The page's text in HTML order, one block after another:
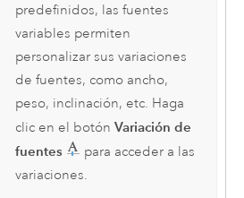
predefinidos, las fuentes
variables permiten
personalizar sus variaciones
de fuentes, como ancho,
peso, inclinación, etc. Haga
clic en el botón Variación de
fuentes
para acceder a las
variaciones.